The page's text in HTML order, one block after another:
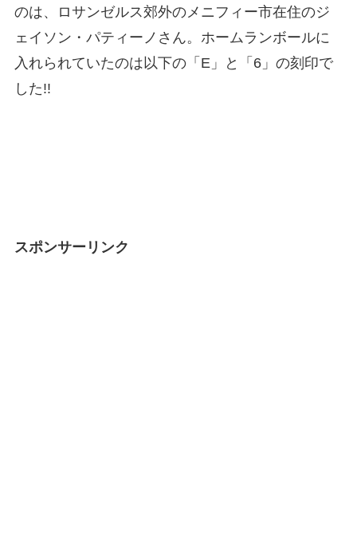
のは、ロサンゼルス郊外のメニフィー市在住のジ
ェイソン・パティーノさん。ホームランボールに
入れられていたのは以下の「E」と「6」の刻印で
した!!
スポンサーリンク